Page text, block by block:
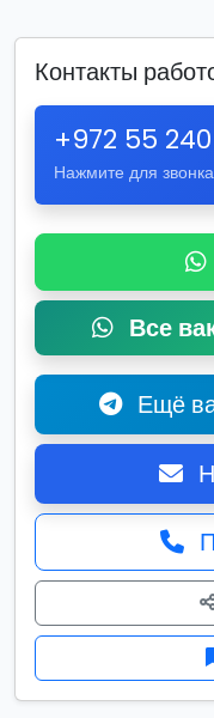
Контакты
+972 55
Нажмите для звонка
Все
Ещё